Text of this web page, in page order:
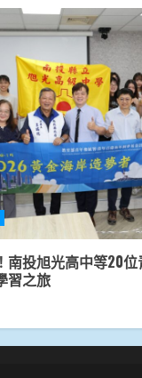
南投旭光高中等20
習之旅